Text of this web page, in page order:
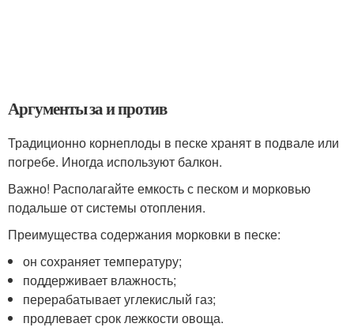
Аргументы за и против
Традиционно корнеплоды в песке хранят в подвале или
погребе. Иногда используют балкон.
Важно! Располагайте емкость с песком и морковью
подальше от системы отопления.
Преимущества содержания морковки в песке:
он сохраняет температуру;
поддерживает влажность;
перерабатывает углекислый газ;
продлевает срок лежкости овоща.